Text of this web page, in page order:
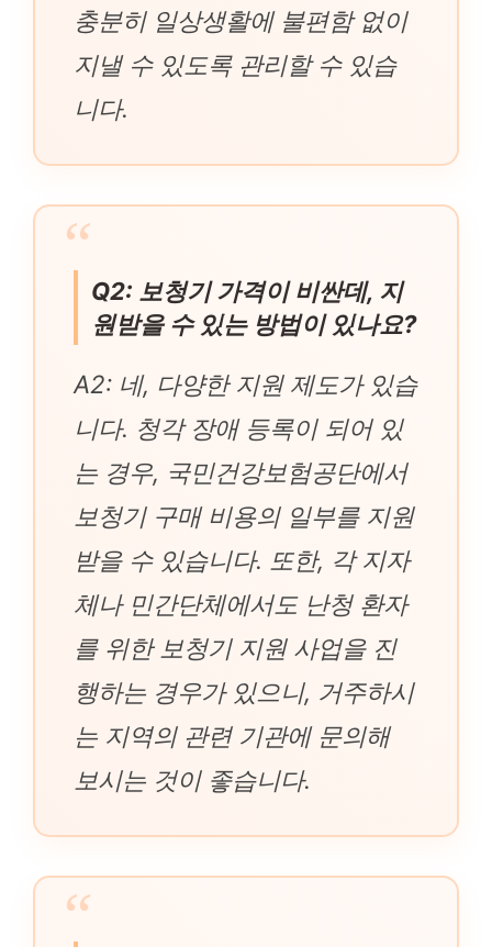
충분히 일상생활에 불편함 없이
지낼 수 있도록 관리할 수 있습
니다.
Q2: 보청기 가격이 비싼데, 지
원받을 수 있는 방법이 있나요?
A2: 네, 다양한 지원 제도가 있습
니다. 청각 장애 등록이 되어 있
는 경우, 국민건강보험공단에서
보청기 구매 비용의 일부를 지원
받을 수 있습니다. 또한, 각 지자
체나 민간단체에서도 난청 환자
를 위한 보청기 지원 사업을 진
행하는 경우가 있으니, 거주하시
는 지역의 관련 기관에 문의해
보시는 것이 좋습니다.